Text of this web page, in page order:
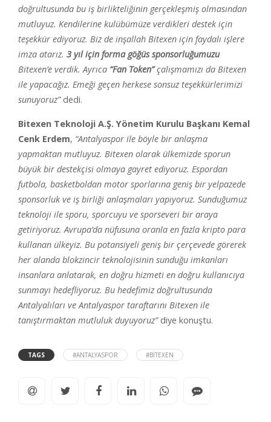
doğrultusunda bu iş birlikteliğinin gerçekleşmiş olmasından
mutluyuz. Kendilerine kulübümüze verdikleri destek için
teşekkür ediyoruz. Biz de inşallah Bitexen için faydalı işlere
imza atarız. 3 yıl için forma göğüs sponsorluğumuzu
Bitexen’e verdik. Ayrıca “Fan Token”çalışmamızı da Bitexen
ile yapacağız. Emeği geçen herkese sonsuz teşekkürlerimizi
sunuyoruz”dedi.
Bitexen Teknoloji A.Ş. Yönetim Kurulu Başkanı Kemal
Cenk Erdem, “Antalyaspor ile böyle bir anlaşma
yapmaktan mutluyuz. Bitexen olarak ülkemizde sporun
büyük bir destekçisi olmaya gayret ediyoruz. Espordan
futbola, basketboldan motor sporlarına geniş bir yelpazede
sponsorluk ve iş birliği anlaşmaları yapıyoruz. Sunduğumuz
teknoloji ile sporu, sporcuyu ve sporseveri bir araya
getiriyoruz. Avrupa’da nüfusuna oranla en fazla kripto para
kullanan ülkeyiz. Bu potansiyeli geniş bir çerçevede görerek
her alanda blokzincir teknolojisinin sunduğu imkanları
insanlara anlatarak, en doğru hizmeti en doğru kullanıcıya
sunmayı hedefliyoruz. Bu hedefimiz doğrultusunda
Antalyalıları ve Antalyaspor taraftarını Bitexen ile
tanıştırmaktan mutluluk duyuyoruz”diye konuştu.
TAGS #ANTALYASPOR #BITEXEN